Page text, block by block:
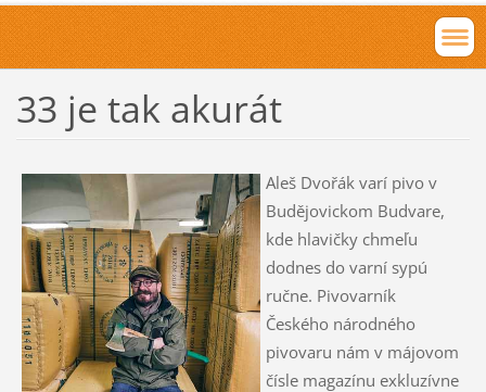
33 je tak akurát
Aleš Dvořák varí pivo v
Budějovickom Budvare,
kde hlavičky chmeľu
dodnes do varní sypú
ručne. Pivovarník
Českého národného
pivovaru nám v májovom
čísle magazínu exkluzívne